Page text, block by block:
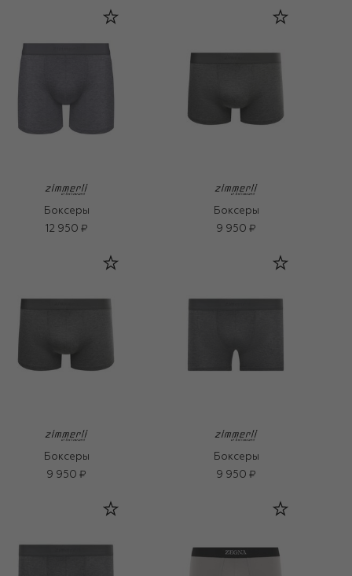
Боксеры
12 950 ₽
Боксеры
9 950 ₽
Боксеры
9 950 ₽
Боксеры
9 950 ₽